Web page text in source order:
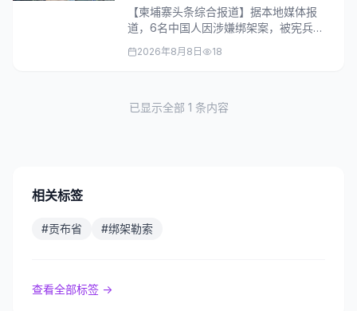
【柬埔寨头条综合报道】据本地媒体报
道，6名中国人因涉嫌绑架案，被宪兵从
贡布省追捕至金边市抓获。
2026年8月8日 18
已显示全部 1 条内容
相关标签
#贡布省 #绑架勒索
查看全部标签 →